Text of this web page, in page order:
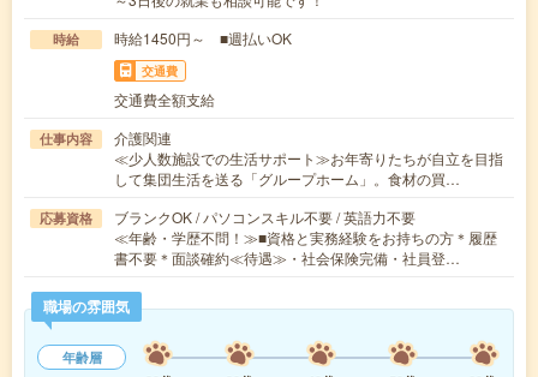
時給 時給1450円～ ■週払いOK
交通費
交通費全額支給
仕事内容
介護関連
≪少人数施設での生活サポート≫お年寄りたちが自立を目指
して集団生活を送る「グループホーム」。食材の買…
応募資格
ブランクOK / パソコンスキル不要 / 英語力不要
≪年齢・学歴不問！≫■資格と実務経験をお持ちの方＊履歴
書不要＊面談確約≪待遇≫・社会保険完備・社員登…
職場の雰囲気
年齢層